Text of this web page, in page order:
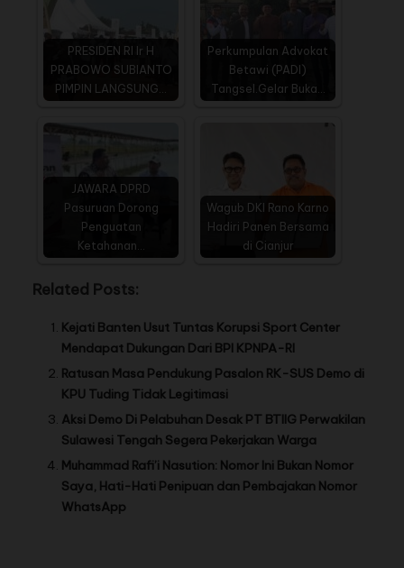
PRESIDEN RI Ir H
PRABOWO SUBIANTO
PIMPIN LANGSUNG…
Perkumpulan Advokat
Betawi (PADI)
Tangsel.Gelar Buka…
JAWARA DPRD
Pasuruan Dorong
Penguatan
Ketahanan…
Wagub DKI Rano Karno
Hadiri Panen Bersama
di Cianjur
Related Posts:
Kejati Banten Usut Tuntas Korupsi Sport Center
Mendapat Dukungan Dari BPI KPNPA-RI
Ratusan Masa Pendukung Pasalon RK-SUS Demo di
KPU Tuding Tidak Legitimasi
Aksi Demo Di Pelabuhan Desak PT BTIIG Perwakilan
Sulawesi Tengah Segera Pekerjakan Warga
Muhammad Rafi’i Nasution: Nomor Ini Bukan Nomor
Saya, Hati-Hati Penipuan dan Pembajakan Nomor
WhatsApp